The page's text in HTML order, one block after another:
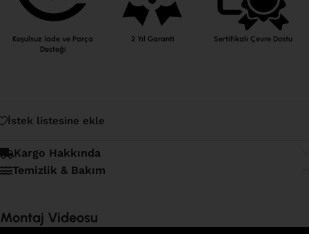
Koşulsuz İade ve Parça
Desteği
2 Yıl Garanti Sertifikalı Çevre Dostu
İstek listesine ekle
Kargo Hakkında
Temizlik & Bakım
Montaj Videosu